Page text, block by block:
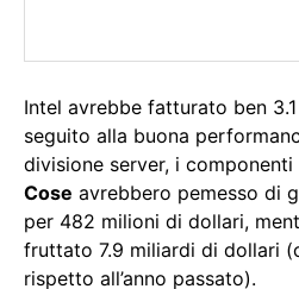
Intel avrebbe fatturato ben
seguito alla buona
divisione server, i componenti
Cose avrebbero pemesso di
per 482 milioni di dollari,
fruttato 7.9 miliardi di dollari
rispetto all’anno passato).